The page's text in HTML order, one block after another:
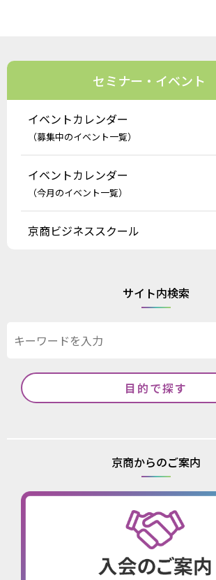
セミナー・イベント
イベントカレンダー
（募集中のイベント一覧）
イベントカレンダー
（今月のイベント一覧）
京商ビジネススクール
サイト内検索
目的で探す
京商からのご案内